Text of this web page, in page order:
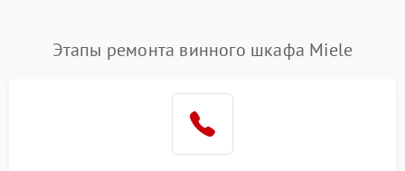
Этапы ремонта винного шкафа Miele